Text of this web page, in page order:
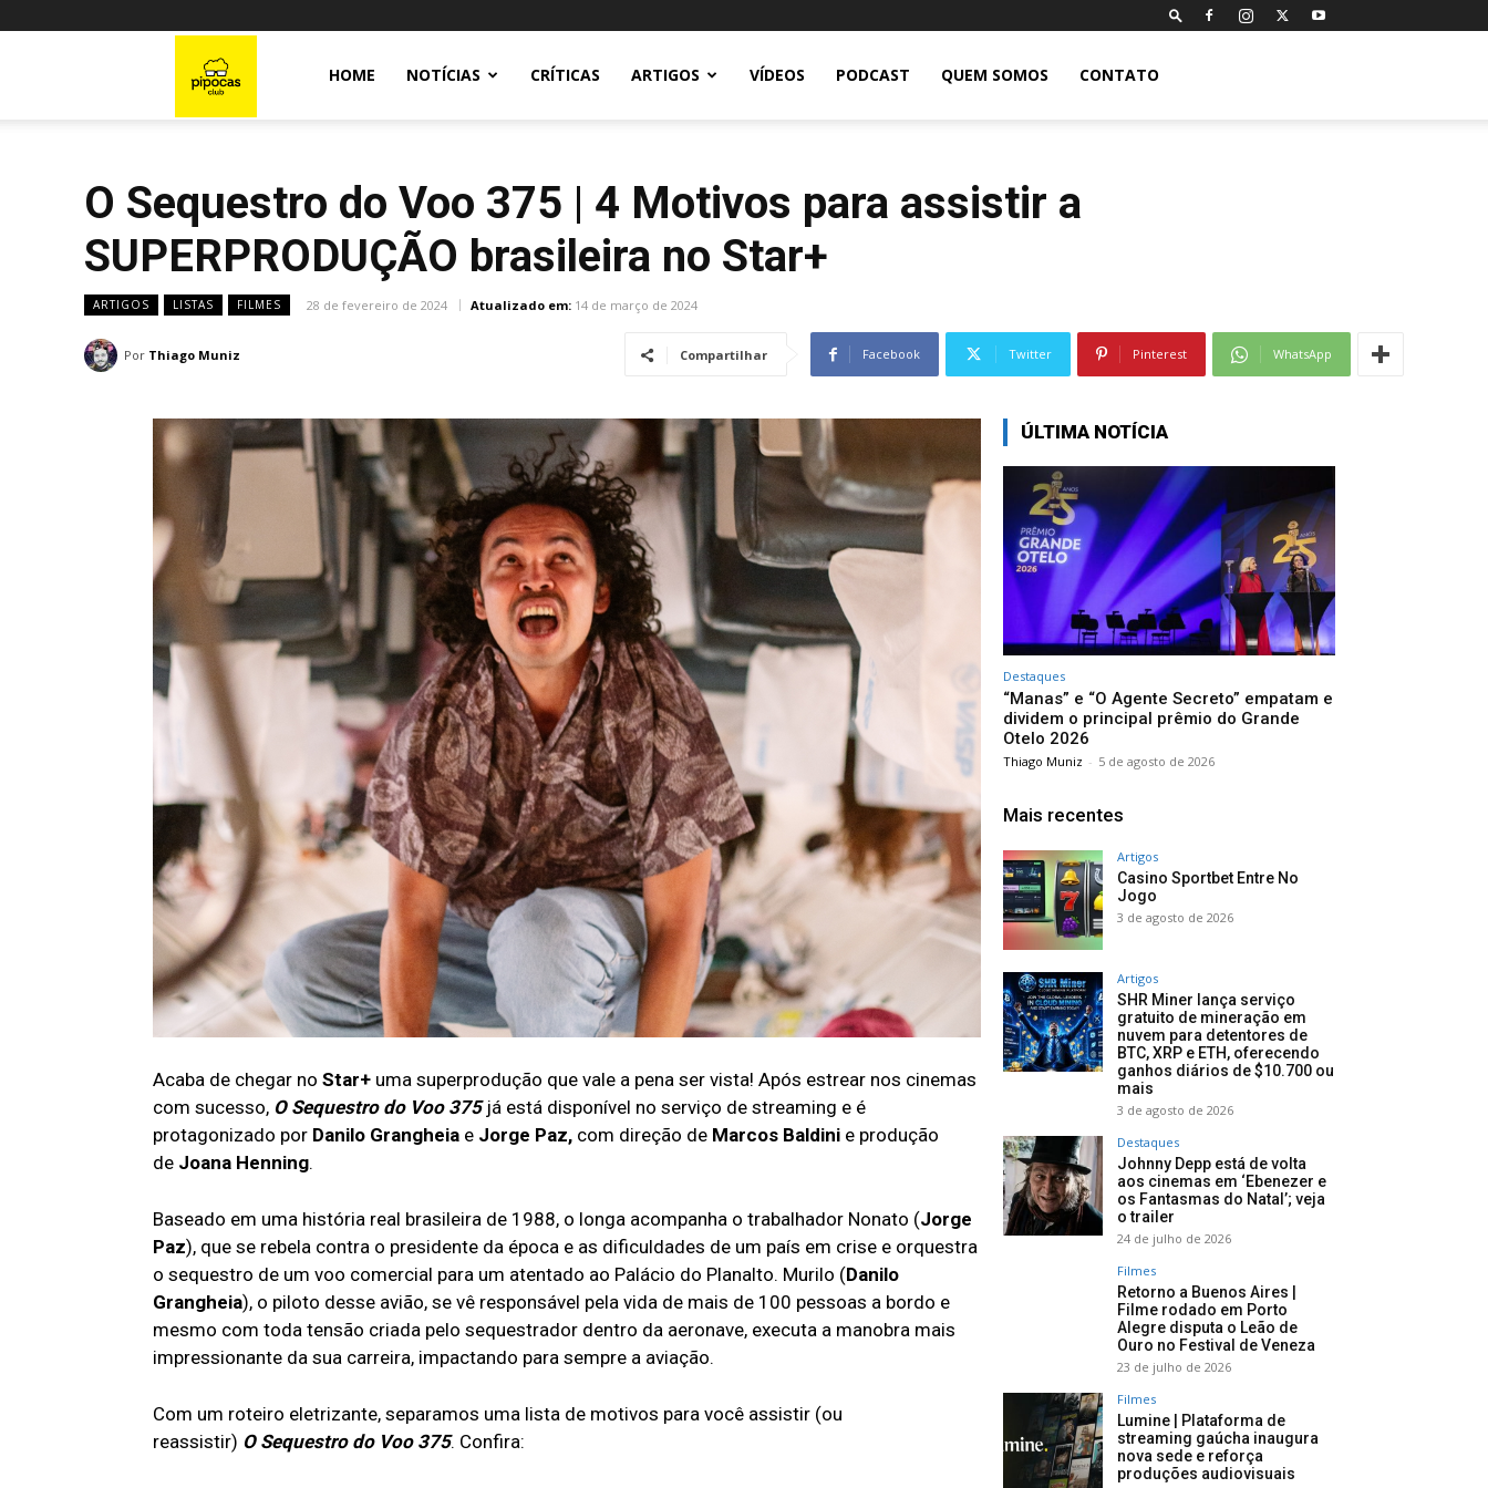
HOME NOTÍCIAS CRÍTICAS ARTIGOS VÍDEOS PODCAST QUEM SOMOS CONTATO
O Sequestro do Voo 375 | 4 Motivos para assistir a
SUPERPRODUÇÃO brasileira no Star+
ARTIGOS LISTAS FILMES 28 de fevereiro de 2024 Atualizado em: 14 de março de 2024
Por Thiago Muniz Compartilhar Facebook Twitter Pinterest WhatsApp
Acaba de chegar no Star+ uma superprodução que vale a pena ser vista! Após estrear nos cinemas
com sucesso, O Sequestro do Voo 375 já está disponível no serviço de streaming e é
protagonizado por Danilo Grangheia e Jorge Paz, com direção de Marcos Baldini e produção
de Joana Henning.
Baseado em uma história real brasileira de 1988, o longa acompanha o trabalhador Nonato (Jorge
Paz), que se rebela contra o presidente da época e as dificuldades de um país em crise e orquestra
o sequestro de um voo comercial para um atentado ao Palácio do Planalto. Murilo (Danilo
Grangheia), o piloto desse avião, se vê responsável pela vida de mais de 100 pessoas a bordo e
mesmo com toda tensão criada pelo sequestrador dentro da aeronave, executa a manobra mais
impressionante da sua carreira, impactando para sempre a aviação.
Com um roteiro eletrizante, separamos uma lista de motivos para você assistir (ou
reassistir) O Sequestro do Voo 375. Confira:
ÚLTIMA NOTÍCIA
Destaques
“Manas” e “O Agente Secreto” empatam e
dividem o principal prêmio do Grande
Otelo 2026
Thiago Muniz - 5 de agosto de 2026
Mais recentes
Artigos
Casino Sportbet Entre No
Jogo
3 de agosto de 2026
Artigos
SHR Miner lança serviço
gratuito de mineração em
nuvem para detentores de
BTC, XRP e ETH, oferecendo
ganhos diários de $10.700 ou
mais
3 de agosto de 2026
Destaques
Johnny Depp está de volta
aos cinemas em ‘Ebenezer e
os Fantasmas do Natal’; veja
o trailer
24 de julho de 2026
Filmes
Retorno a Buenos Aires |
Filme rodado em Porto
Alegre disputa o Leão de
Ouro no Festival de Veneza
23 de julho de 2026
Filmes
Lumine | Plataforma de
streaming gaúcha inaugura
nova sede e reforça
produções audiovisuais